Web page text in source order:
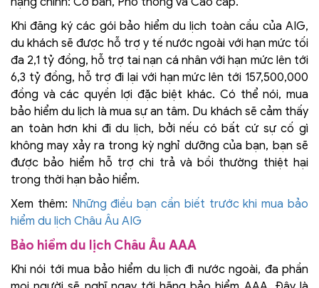
Khi đăng ký các gói bảo hiểm du lịch toàn cầu của AIG,
du khách sẽ được hỗ trợ y tế nước ngoài với hạn mức tối
đa 2,1 tỷ đồng, hỗ trợ tai nạn cá nhân với hạn mức lên tới
6,3 tỷ đồng, hỗ trợ đi lại với hạn mức lên tới 157,500,000
đồng và các quyền lợi đặc biệt khác. Có thể nói, mua
bảo hiểm du lịch là mua sự an tâm. Du khách sẽ cảm thấy
an toàn hơn khi đi du lịch, bởi nếu có bất cứ sự cố gì
không may xảy ra trong kỳ nghỉ dưỡng của bạn, bạn sẽ
được bảo hiểm hỗ trợ chi trả và bồi thường thiệt hại
trong thời hạn bảo hiểm.
Xem thêm: Những điều bạn cần biết trước khi mua bảo
hiểm du lịch Châu Âu AIG
Bảo hiểm du lịch Châu Âu AAA
Khi nói tới mua bảo hiểm du lịch đi nước ngoài, đa phần